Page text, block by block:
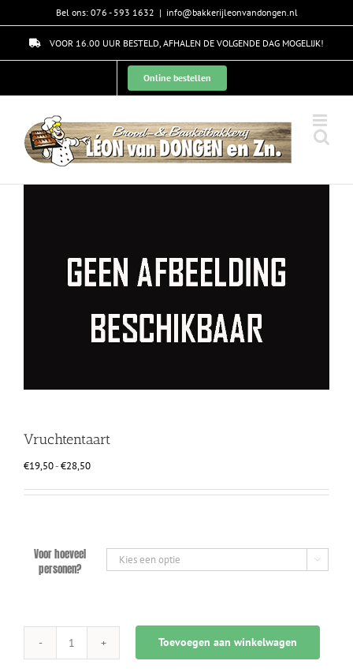
content
Bel ons: 076 - 593 1632 | info@bakkerijleonvandongen.nl
VOOR 16.00 UUR BESTELD, AFHALEN DE VOLGENDE DAG MOGELIJK!
Online bestellen
Vruchtentaart
€19,50-€28,50Prijsklasse:
tot
Voor hoeveel
personen?

Vruchtentaart
aantal
Toevoegen aan winkelwagen